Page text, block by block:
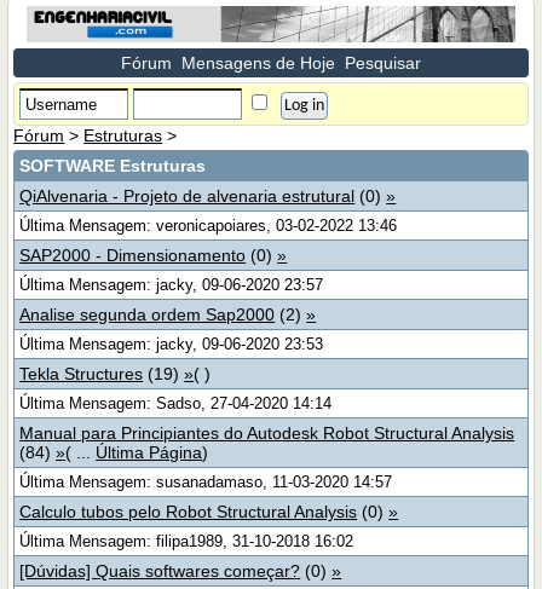
Fórum Mensagens de Hoje Pesquisar
Fórum > Estruturas >
SOFTWARE Estruturas
QiAlvenaria - Projeto de alvenaria estrutural (0)»
Última Mensagem: veronicapoiares, 03-02-2022 13:46
SAP2000 - Dimensionamento (0)»
Última Mensagem: jacky, 09-06-2020 23:57
Analise segunda ordem Sap2000 (2)»
Última Mensagem: jacky, 09-06-2020 23:53
Tekla Structures (19)»( )
Última Mensagem: Sadso, 27-04-2020 14:14
Manual para Principiantes do Autodesk Robot Structural Analysis
(84)»( ... Última Página)
Última Mensagem: susanadamaso, 11-03-2020 14:57
Calculo tubos pelo Robot Structural Analysis (0)»
Última Mensagem: filipa1989, 31-10-2018 16:02
[Dúvidas] Quais softwares começar? (0)»